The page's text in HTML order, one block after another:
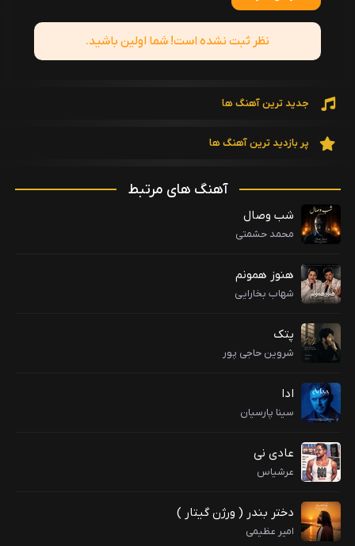
نظر ثبت نشده است! شما اولین باشید.
جدید ترین آهنگ ها
پر بازدید ترین آهنگ ها
آهنگ های مرتبط
شب وصال
محمد حشمتی
هنوز همونم
شهاب بخارایی
پتک
شروین حاجی پور
ادا
سینا پارسیان
عادی نی
عرشیاس
دختر بندر ( ورژن گیتار )
امیر عظیمی